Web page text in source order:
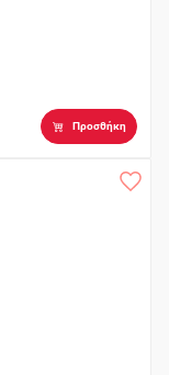
Προσθήκη